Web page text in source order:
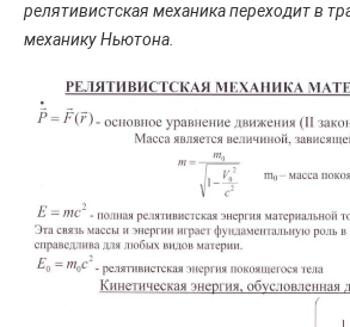
релятивистская механика переходит в
механику Ньютона.